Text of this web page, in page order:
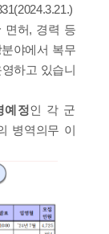
면허, 경력 등
야에서 복무
하고 있습니
예정인 각 군
병역의무 이